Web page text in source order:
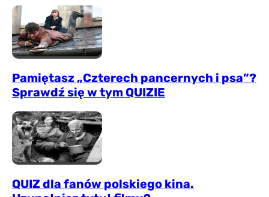
Pamiętasz „Czterech pancernych i psa”?
Sprawdź się w tym QUIZIE
QUIZ dla fanów polskiego kina.